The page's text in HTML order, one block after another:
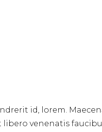
id, lorem.
venenatis